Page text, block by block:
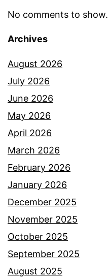
d
n
g
a
n
p
e
n
d
i
r
i
a
n
t
No comments to show.
Archives
August 2026
July 2026
June 2026
May 2026
April 2026
March 2026
February 2026
January 2026
December 2025
November 2025
October 2025
September 2025
August 2025